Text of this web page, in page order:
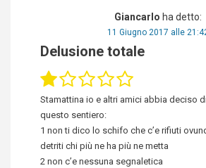
Giancarlo ha detto:
11 Giugno 2017 alle
Delusione totale
Stamattina io e altri amici abbia deciso
questo sentiero:
1 non ti dico lo schifo che c’e rifiuti
detriti chi più ne ha più ne metta
2 non c’e nessuna segnaletica